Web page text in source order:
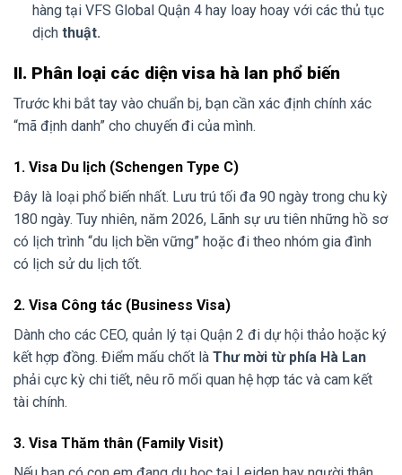
hàng tại VFS Global Quận 4 hay loay hoay với các thủ tục
dịch thuật.
II. Phân loại các diện visa hà lan phổ biến
Trước khi bắt tay vào chuẩn bị, bạn cần xác định chính xác
“mã định danh” cho chuyến đi của mình.
1. Visa Du lịch (Schengen Type C)
Đây là loại phổ biến nhất. Lưu trú tối đa 90 ngày trong chu kỳ
180 ngày. Tuy nhiên, năm 2026, Lãnh sự ưu tiên những hồ sơ
có lịch trình “du lịch bền vững” hoặc đi theo nhóm gia đình
có lịch sử du lịch tốt.
2. Visa Công tác (Business Visa)
Dành cho các CEO, quản lý tại Quận 2 đi dự hội thảo hoặc ký
kết hợp đồng. Điểm mấu chốt là Thư mời từ phía Hà Lan
phải cực kỳ chi tiết, nêu rõ mối quan hệ hợp tác và cam kết
tài chính.
3. Visa Thăm thân (Family Visit)